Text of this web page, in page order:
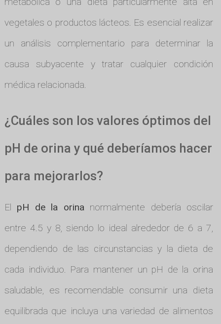
vegetales o productos lácteos. Es esencial realizar
un análisis complementario para determinar la
causa subyacente y tratar cualquier condición
médica relacionada.
¿Cuáles son los valores óptimos del
pH de orina y qué deberíamos hacer
para mejorarlos?
El pH de la orinanormalmente debería oscilar
entre 4.5 y 8, siendo lo ideal alrededor de 6 a 7,
dependiendo de las circunstancias y la dieta de
cada individuo. Para mantener un pH de la orina
saludable, es recomendable consumir una dieta
equilibrada que incluya una variedad de alimentos